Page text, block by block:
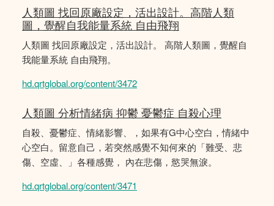
人類圖 找回原廠設定，活出設計。高階人類
圖，覺醒自我能量系統 自由飛翔
人類圖 找回原廠設定，活出設計。 高階人類圖，覺醒自
我能量系統 自由飛翔。
hd.qrtglobal.org/content/3472
人類圖 分析情緒病 抑鬱 憂鬱症 自殺心理
自殺、憂鬱症、情緒影響、，如果有G中心空白，情緒中
心空白。留意自己，若突然感覺不知何來的「難受、悲
傷、空虛、」各種感覺， 內在悲傷，慾哭無淚。
hd.qrtglobal.org/content/3471